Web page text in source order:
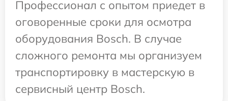
Профессионал с опытом приедет в
оговоренные сроки для осмотра
оборудования Bosch. В случае
сложного ремонта мы организуем
транспортировку в мастерскую в
сервисный центр Bosch.